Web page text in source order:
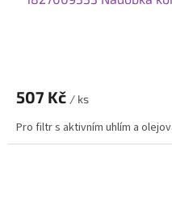
507 Kč / ks
Pro filtr s aktivním uhlím a